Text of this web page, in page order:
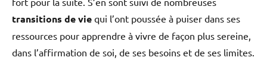
transitions de vie qui l’ont poussée à puiser dans ses
ressources pour apprendre à vivre de façon plus sereine,
dans l’affirmation de soi, de ses besoins et de ses limites.